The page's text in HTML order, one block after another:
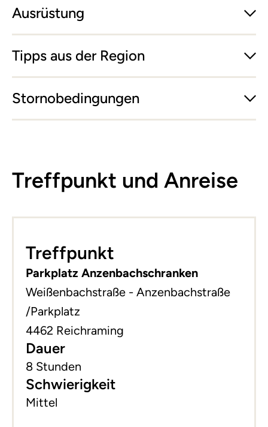
Ausrüstung
Tipps aus der Region
Stornobedingungen
Treffpunkt und Anreise
−
Treffpunkt
Parkplatz Anzenbachschranken
Weißenbachstraße - Anzenbachstraße
/Parkplatz
4462 Reichraming
Dauer
8 Stunden
Schwierigkeit
Mittel